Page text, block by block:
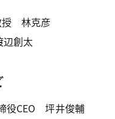
授 林克彦
創太
役CEO 坪井俊輔